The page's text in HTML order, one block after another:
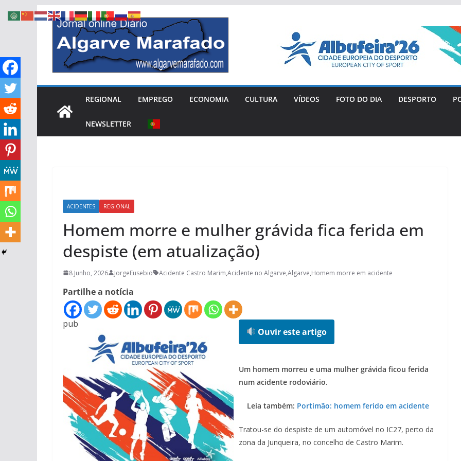
Skip
content
REGIONAL EMPREGO ECONOMIA CULTURA VÍDEOS FOTO DO DIA DESPORTO
NEWSLETTER
ACIDENTES REGIONAL
Homem morre e mulher grávida fica ferida em
despiste (em atualização)
8 Junho, 2026 JorgeEusebio Acidente Castro Marim,Acidente no Algarve,Algarve,Homem morre em acidente
Partilhe a notícia
pub
Ouvir este artigo
Um homem morreu e uma mulher grávida ficou ferida
num acidente rodoviário.
Leia também: Portimão: homem ferido em acidente
Tratou-se do despiste de um automóvel no IC27, perto da
zona da Junqueira, no concelho de Castro Marim.